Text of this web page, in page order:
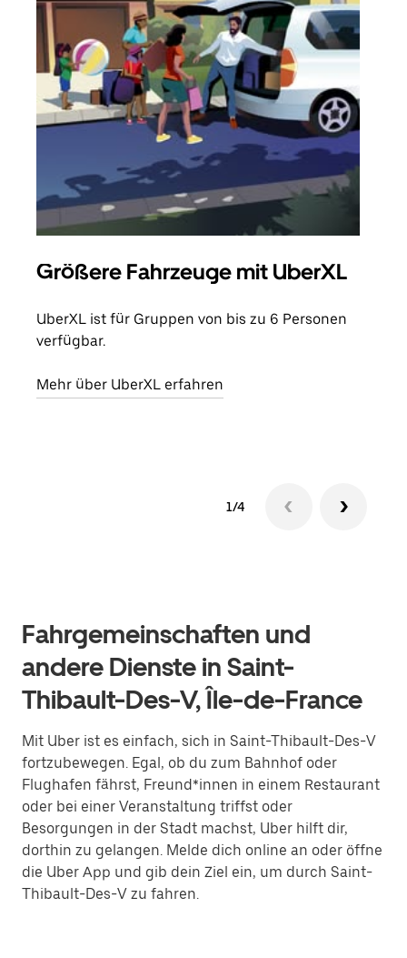
Größere Fahrzeuge mit UberXL
UberXL ist für Gruppen von bis zu 6 Personen
verfügbar.
Mehr über UberXL erfahren
1/4
Fahrgemeinschaften und
andere Dienste in Saint-
Thibault-Des-V, Île-de-France
Mit Uber ist es einfach, sich in Saint-Thibault-Des-V
fortzubewegen. Egal, ob du zum Bahnhof oder
Flughafen fährst, Freund*innen in einem Restaurant
oder bei einer Veranstaltung triffst oder
Besorgungen in der Stadt machst, Uber hilft dir,
dorthin zu gelangen. Melde dich online an oder öffne
die Uber App und gib dein Ziel ein, um durch Saint-
Thibault-Des-V zu fahren.